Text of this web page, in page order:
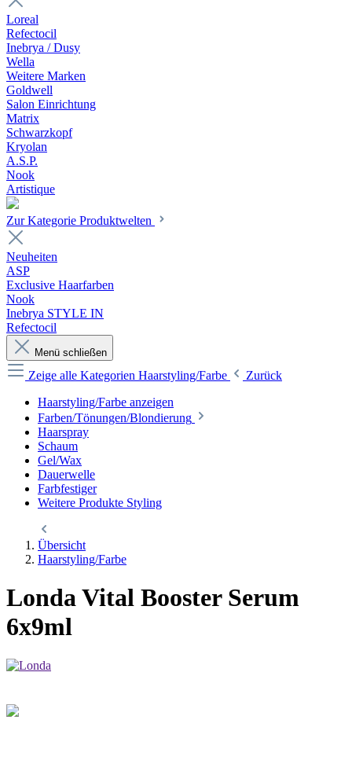
Loreal
Refectocil
Inebrya / Dusy
Wella
Weitere Marken
Goldwell
Salon Einrichtung
Matrix
Schwarzkopf
Kryolan
A.S.P.
Nook
Artistique
Zur Kategorie Produktwelten
Neuheiten
ASP
Exclusive Haarfarben
Nook
Inebrya STYLE IN
Refectocil
Menü schließen
Zeige alle Kategorien Haarstyling/Farbe
Zurück
Haarstyling/Farbe anzeigen
Farben/Tönungen/Blondierung
Haarspray
Schaum
Gel/Wax
Dauerwelle
Farbfestiger
Weitere Produkte Styling
Übersicht
Haarstyling/Farbe
Londa Vital Booster Serum
6x9ml